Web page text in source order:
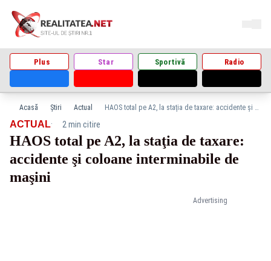
Plus Star Sportivă Radio
Acasă Știri Actual HAOS total pe A2, la staţia de taxare: accidente şi coloane interminabile de maşini
Advertising
ACTUAL· 2 min citire
HAOS total pe A2, la staţia de taxare:
accidente şi coloane interminabile de
maşini